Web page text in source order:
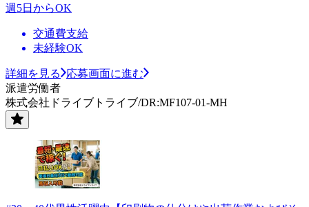
週5日からOK
交通費支給
未経験OK
詳細を見る
応募画面に進む
派遣労働者
株式会社ドライブトライブ/DR:MF107-01-MH